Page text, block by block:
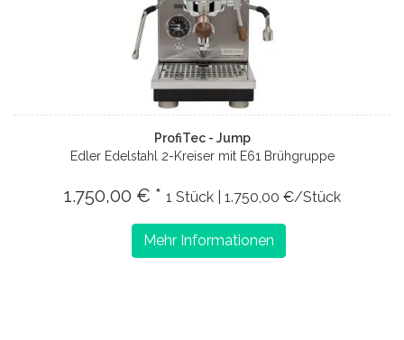
ProfiTec - Jump
Edler Edelstahl 2-Kreiser mit E61 Brühgruppe
1.750,00 € * 1 Stück | 1.750,00 €/Stück
Mehr Informationen